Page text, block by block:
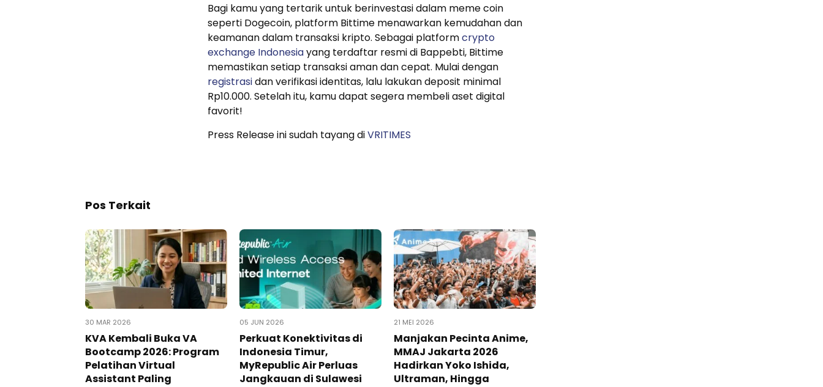
Bagi kamu yang tertarik untuk berinvestasi dalam meme coin
seperti Dogecoin, platform Bittime menawarkan kemudahan dan
keamanan dalam transaksi kripto. Sebagai platformcrypto
exchange Indonesiayang terdaftar resmi di Bappebti, Bittime
memastikan setiap transaksi aman dan cepat. Mulai dengan
registrasidan verifikasi identitas, lalu lakukan deposit minimal
Rp10.000. Setelah itu, kamu dapat segera membeli aset digital
favorit!
Press Release ini sudah tayang diVRITIMES
Pos Terkait
30 MAR 2026
KVA Kembali Buka VA
Bootcamp 2026: Program
Pelatihan Virtual
Assistant Paling
05 JUN 2026
Perkuat Konektivitas di
Indonesia Timur,
MyRepublic Air Perluas
Jangkauan di Sulawesi
21 MEI 2026
Manjakan Pecinta Anime,
MMAJ Jakarta 2026
Hadirkan Yoko Ishida,
Ultraman, Hingga